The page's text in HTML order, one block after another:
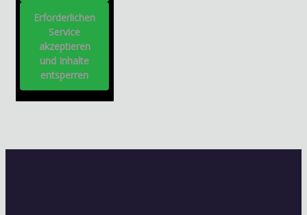
Erforderlichen
Service
akzeptieren
und Inhalte
entsperren